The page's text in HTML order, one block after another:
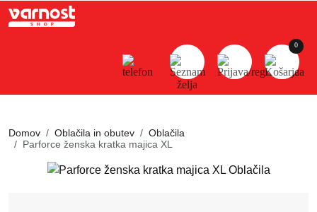
KOŠARICA
PREGLEJ
0
Domov Oblačila in obutev
Oblačila
Parforce ženska kratka majica XL